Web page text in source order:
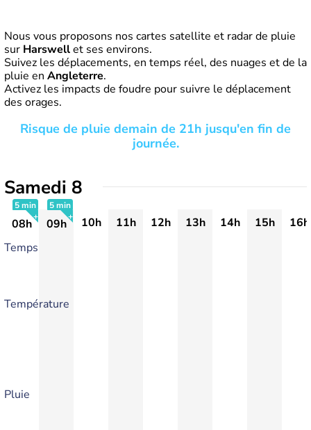
Nous vous proposons nos cartes satellite et radar de pluie
sur Harswellet ses environs.
Suivez les déplacements, en temps réel, des nuages et de la
pluie en Angleterre.
Activez les impacts de foudre pour suivre le déplacement
des orages.
Risque de pluie demain de 21h jusqu'en fin de
journée.
Samedi 8
5 min
08h
5 min
09h 10h 11h 12h 13h 14h 15h
16h
Temps
Température
Pluie